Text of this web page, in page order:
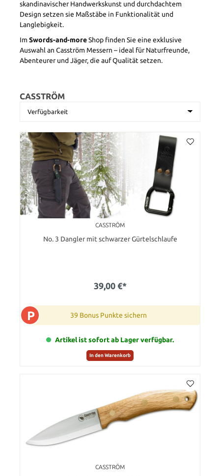
skandinavischer Handwerkskunst und durchdachtem
Design setzen sie Maßstäbe in Funktionalität und
Langlebigkeit.
Im Swords-and-moreShop finden Sie eine exklusive
Auswahl an Casström Messern – ideal für Naturfreunde,
Abenteurer und Jäger, die auf Qualität setzen.
CASSTRÖM
CASSTRÖM
No. 3 Dangler mit schwarzer Gürtelschlaufe
39,00 €*
P 39 Bonus Punkte sichern
Artikel ist sofort ab Lager verfügbar.
In den Warenkorb
CASSTRÖM